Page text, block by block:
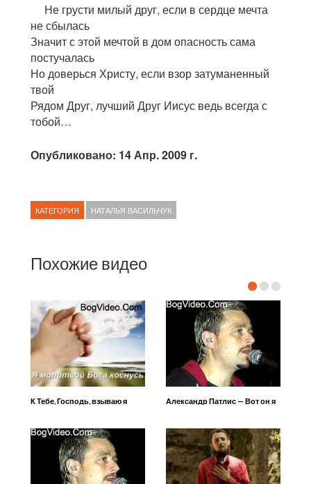
Не грусти милый друг, если в сердце мечта
не сбылась
Значит с этой мечтой в дом опасность сама
постучалась
Но доверься Христу, если взор затуманенный
твой
Рядом Друг, лучший Друг Иисус ведь всегда с
тобой…
Опубликовано: 14 Апр. 2009 г.
КАТЕГОРИЯ НАТАЛЬЯ ВАСИЛЬЧУК
Похожие видео
К Тебе, Господь, взываю я Александр Патлис — Вот он я